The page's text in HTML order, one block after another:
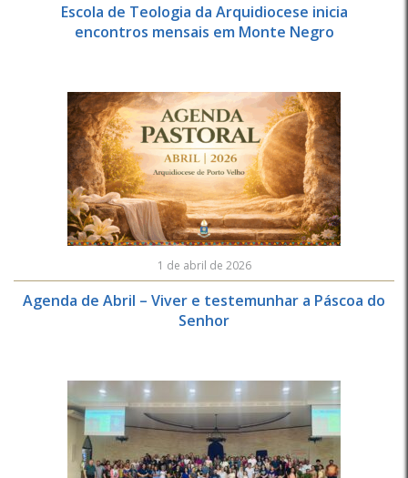
Escola de Teologia da Arquidiocese inicia
encontros mensais em Monte Negro
1 de abril de 2026
Agenda de Abril – Viver e testemunhar a Páscoa do
Senhor